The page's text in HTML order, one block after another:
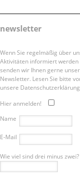
newsletter
Wenn Sie regelmäßig über
Aktivitäten informiert werden
senden wir Ihnen gerne
Newsletter. Lesen Sie bitte
unsere
Hier anmelden!
Name
E-Mail
Wie viel sind drei minus zwei?